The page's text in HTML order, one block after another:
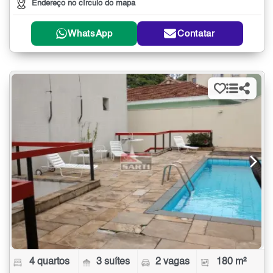
Endereço no círculo do mapa
WhatsApp Contatar
4 quartos 3 suítes 2 vagas 180 m²